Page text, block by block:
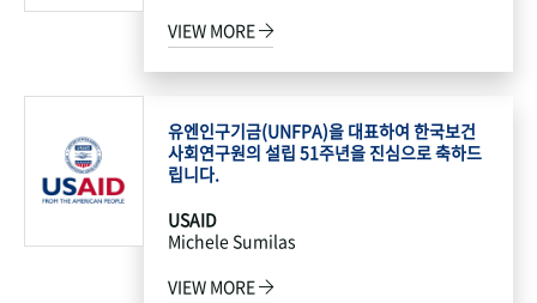
VIEW MORE
유엔인구기금(UNFPA)을 대표하여 한국보건
사회연구원의 설립 51주년을 진심으로 축하드
립니다.
USAID
Michele Sumilas
VIEW MORE